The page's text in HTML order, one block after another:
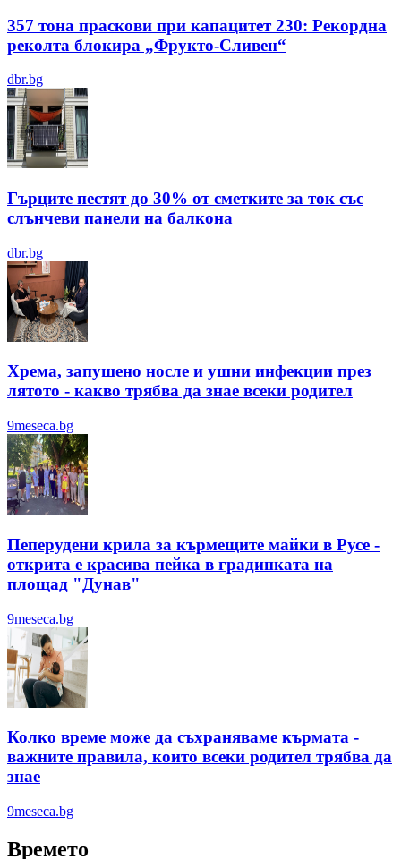
357 тона праскови при капацитет 230: Рекордна
реколта блокира „Фрукто-Сливен“
dbr.bg
Гърците пестят до 30% от сметките за ток със
слънчеви панели на балкона
dbr.bg
Хрема, запушено носле и ушни инфекции през
лятотo - какво трябва да знае всеки родител
9meseca.bg
Пеперудени крила за кърмещите майки в Русе -
открита е красива пейка в градинката на
площад "Дунав"
9meseca.bg
Колко време може да съхраняваме кърмата -
важните правила, които всеки родител трябва да
знае
9meseca.bg
Времето